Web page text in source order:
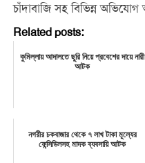
চাঁদাবাজি সহ বিভিন্ন অভিযোগ
Related posts:
কুমিল্লায় আদালতে ছুরি নিয়ে প্রবেশের দায়ে নারী
আটক
নগরীর চকবাজার থেকে ৭ লাখ টাকা মূল্যের
ফেন্সিডিলসহ মাদক ব্যবসায়ি আটক